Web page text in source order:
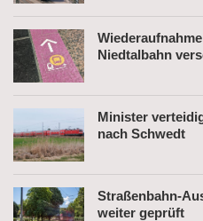
Niedtalbahn
Minister
nach Schwedt
Straßenbahn-
weiter geprüft